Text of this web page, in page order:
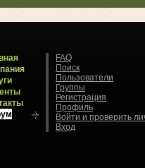
FAQ
Поиск
Пользователи
Группы
Регистрация
Профиль
Войти и проверить
Вход